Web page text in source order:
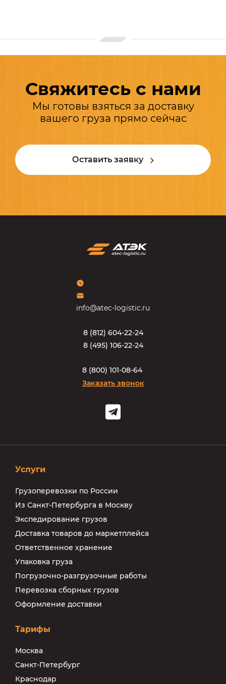
Свяжитесь с нами
Мы готовы взяться за доставку
вашего груза прямо сейчас
Оставить заявку
info@atec-logistic.ru
8 (812) 604-22-24
8 (495) 106-22-24
8 (800) 101-08-64
Заказать звонок
Услуги
Грузоперевозки по России
Из Санкт-Петербурга в Москву
Экспедирование грузов
Доставка товаров до маркетплейса
Ответственное хранение
Упаковка груза
Погрузочно-разгрузочные работы
Перевозка сборных грузов
Оформление доставки
Тарифы
Москва
Санкт-Петербург
Краснодар